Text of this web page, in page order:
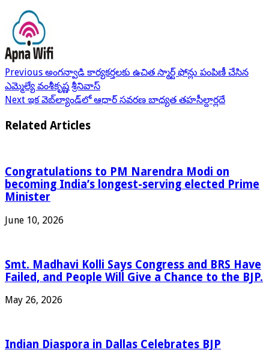
Previous అంగన్వాడి కార్యకర్తలకు ఉచిత స్మార్ట్ ఫోన్లు పంపిణీ చేసిన
ఎమ్మెల్యే వంశీకృష్ణ శ్రీనివాస్
Next ఇక వెబ్‌ల్యాండ్‌లో ఆధార్ సవరణ బాధ్యత తహసీల్దార్లదే
Related Articles
Congratulations to PM Narendra Modi on
becoming India’s longest-serving elected Prime
Minister
June 10, 2026
Smt. Madhavi Kolli Says Congress and BRS Have
Failed, and People Will Give a Chance to the BJP.
May 26, 2026
Indian Diaspora in Dallas Celebrates BJP